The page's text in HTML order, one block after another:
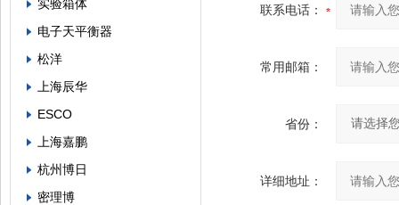
实验箱体
电子天平衡器
松洋
上海辰华
ESCO
上海嘉鹏
杭州博日
密理博
联系电话：
常用邮箱：
省份：
详细地址：